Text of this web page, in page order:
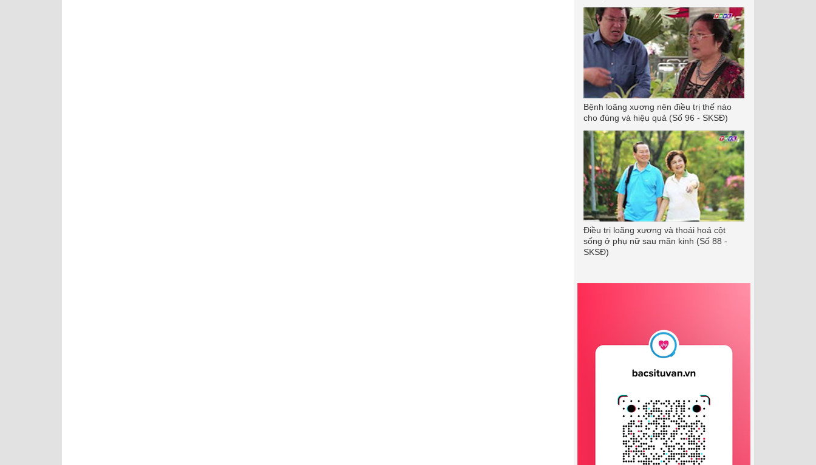
Bệnh loãng xương nên điều trị thế nào
cho đúng và hiệu quả (Số 96 - SKSĐ)
Điều trị loãng xương và thoái hoá cột
sống ở phụ nữ sau mãn kinh (Số 88 -
SKSĐ)